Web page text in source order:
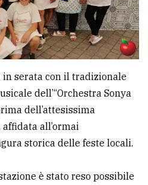
serata con il tradizionale
dell’“Orchestra Sonya
dell’attesissima
all’ormai
storica delle feste locali.
è stato reso possibile